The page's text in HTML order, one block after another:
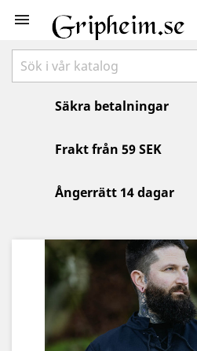

Säkra betalningar
Frakt från 59 SEK
Ångerrätt 14 dagar